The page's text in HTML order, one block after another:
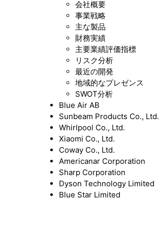
会社概要
事業戦略
主な製品
財務実績
主要業績評価指標
リスク分析
最近の開発
地域的なプレゼンス
SWOT分析
Blue Air AB
Sunbeam Products Co., Ltd.
Whirlpool Co., Ltd.
Xiaomi Co., Ltd.
Coway Co., Ltd.
Americanar Corporation
Sharp Corporation
Dyson Technology Limited
Blue Star Limited